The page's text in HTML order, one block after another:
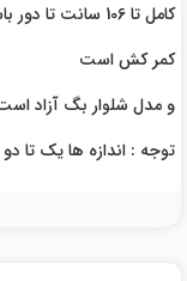
کامل تا 106 سانت تا دور باسن حدود 118
کمر کش است
و مدل شلوار بگ آزاد
توجه : اندازه ها یک تا